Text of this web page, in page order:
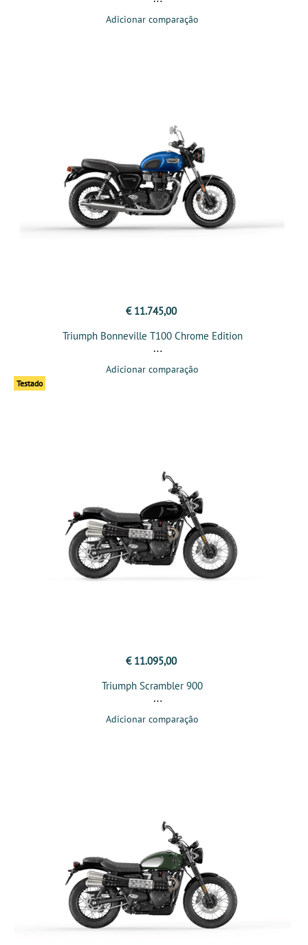
Adicionar comparação
€ 11.745,00
Triumph Bonneville T100 Chrome Edition
Adicionar comparação
Testado
€ 11.095,00
Triumph Scrambler 900
Adicionar comparação